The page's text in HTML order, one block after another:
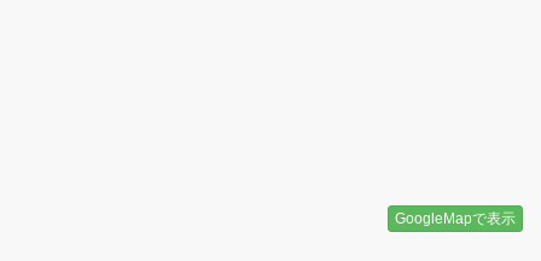
GoogleMapで表示